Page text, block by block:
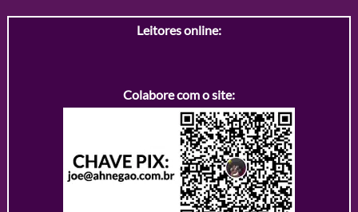
Leitores online:
Colabore com o site: